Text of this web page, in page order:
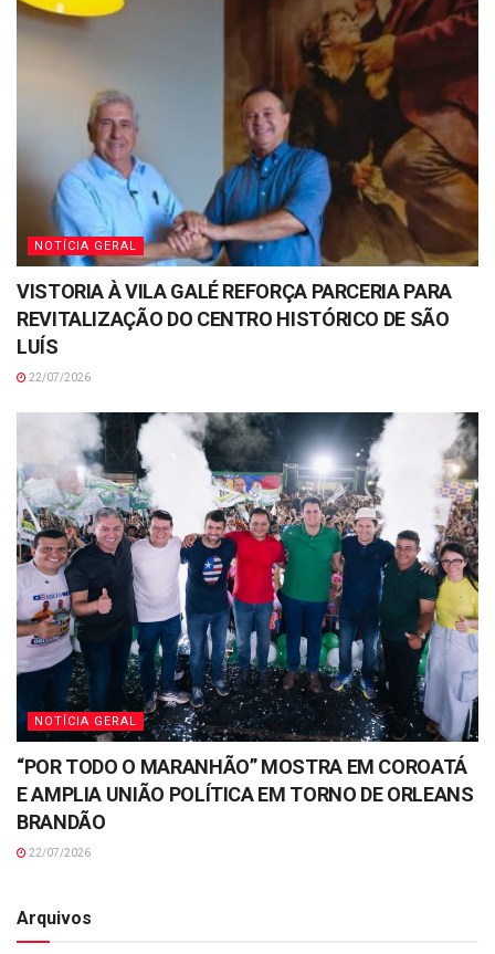
NOTÍCIA GERAL
VISTORIA À VILA GALÉ REFORÇA PARCERIA PARA
REVITALIZAÇÃO DO CENTRO HISTÓRICO DE SÃO
LUÍS
22/07/2026
NOTÍCIA GERAL
“POR TODO O MARANHÃO” MOSTRA EM COROATÁ
E AMPLIA UNIÃO POLÍTICA EM TORNO DE ORLEANS
BRANDÃO
22/07/2026
Arquivos